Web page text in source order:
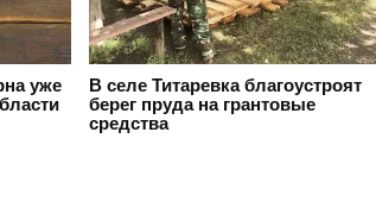
уже
В селе Титаревка благоустроят
берег пруда на грантовые
средства